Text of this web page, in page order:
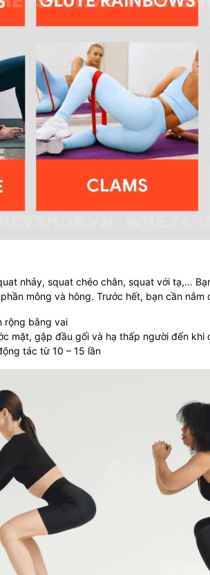
nhảy, squat chéo chân, squat với tạ,…
mông và hông. Trước hết, bạn cần
rộng bằng vai
mặt, gập đầu gối và hạ thấp người đến khi
tác từ 10 – 15 lần